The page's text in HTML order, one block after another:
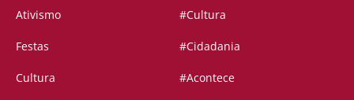
Ativismo
Festas
Cultura
#Cultura
#Cidadania
#Acontece